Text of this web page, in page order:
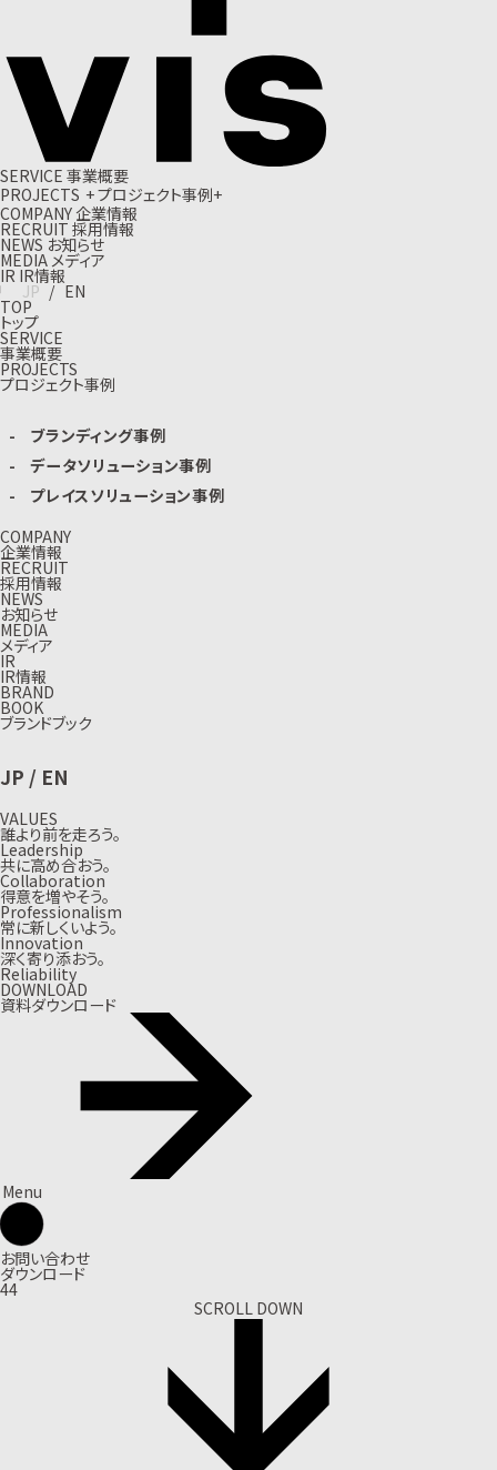
SERVICE 事業概要
PROJECTS +プロジェクト事例+
COMPANY企業情報
RECRUIT 採用情報
NEWS お知らせ
MEDIA メディア
IR IR情報
JP / EN
TOP
トップ
SERVICE
事業概要
PROJECTS
プロジェクト事例
ブランディング事例
データソリューション事例
プレイスソリューション事例
COMPANY
企業情報
RECRUIT
採用情報
NEWS
お知らせ
MEDIA
メディア
IR
IR情報
BRAND
BOOK
ブランドブック
JP / EN
VALUES
誰より前を走ろう。
Leadership
共に高め合おう。
Collaboration
得意を増やそう。
Professionalism
常に新しくいよう。
Innovation
深く寄り添おう。
Reliability
DOWNLOAD
資料ダウンロード
Menu
お問い合わせ
ダウンロード
44
SCROLL DOWN